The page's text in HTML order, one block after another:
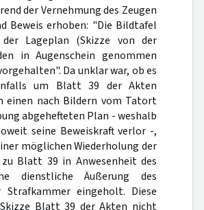
der Vernehmung des Zeugen
Beweis erhoben: "Die Bildtafel
Lageplan (Skizze von der
in Augenschein genommen
Da unklar war, ob es
um Blatt 39 der Akten
einen nach Bildern vom Tatort
abgehefteten Plan - weshalb
seine Beweiskraft verlor -,
möglichen Wiederholung der
zu Blatt 39 in Anwesenheit des
dienstliche Äußerung des
Strafkammer eingeholt. Diese
Blatt 39 der Akten nicht